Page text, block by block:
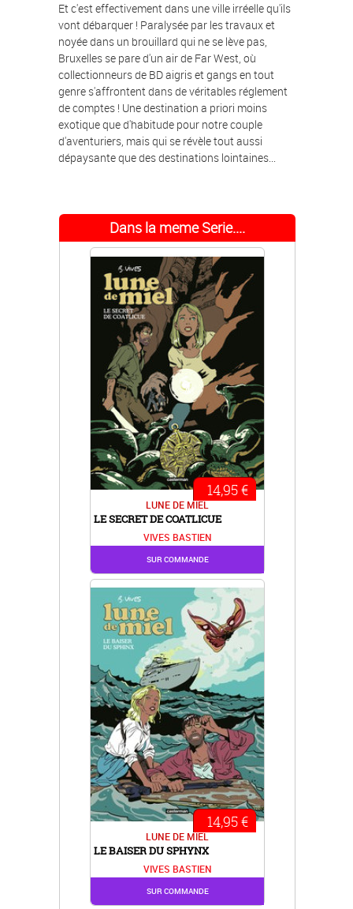
Et c'est effectivement dans une ville irréelle qu'ils
vont débarquer ! Paralysée par les travaux et
noyée dans un brouillard qui ne se lève pas,
Bruxelles se pare d'un air de Far West, où
collectionneurs de BD aigris et gangs en tout
genre s'affrontent dans de véritables réglement
de comptes ! Une destination a priori moins
exotique que d'habitude pour notre couple
d'aventuriers, mais qui se révèle tout aussi
dépaysante que des destinations lointaines...
Dans la meme Serie....
LUNE DE MIEL
LE SECRET DE COATLICUE
VIVES BASTIEN
14,95 €
SUR COMMANDE
LUNE DE MIEL
LE BAISER DU SPHYNX
VIVES BASTIEN
14,95 €
SUR COMMANDE